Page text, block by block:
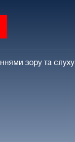
зору та слуху